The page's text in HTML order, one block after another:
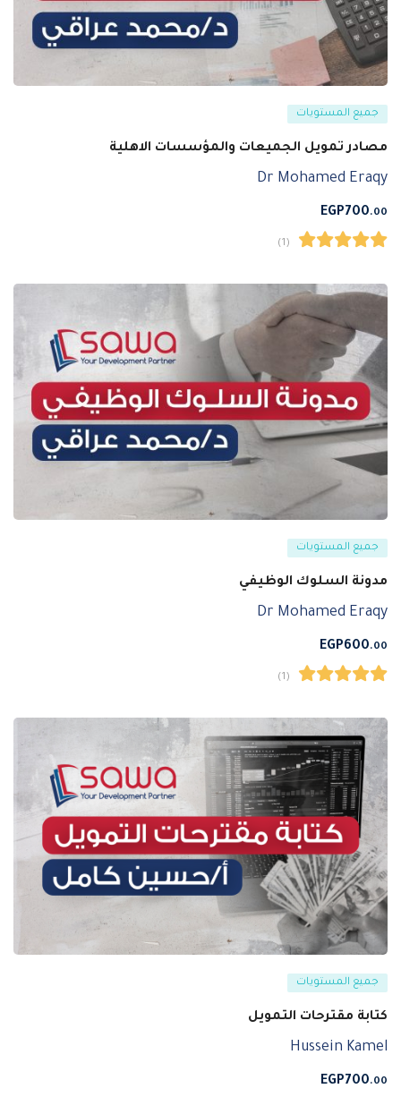
جميع المستويات
مصادر تمويل الجميعات والمؤسسات الاهلية
Dr Mohamed Eraqy
EGP700.00
(1)
جميع المستويات
مدونة السلوك الوظيفي
Dr Mohamed Eraqy
EGP600.00
(1)
جميع المستويات
كتابة مقترحات التمويل
Hussein Kamel
EGP700.00